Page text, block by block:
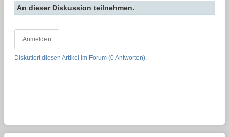
An dieser Diskussion teilnehmen.
Anmelden
Diskutiert diesen Artikel im Forum (0 Antworten).